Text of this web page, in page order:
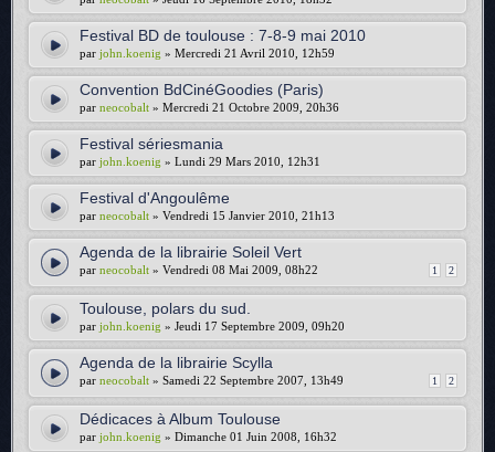
Festival BD de toulouse : 7-8-9 mai 2010
par john.koenig » Mercredi 21 Avril 2010, 12h59
Convention BdCinéGoodies (Paris)
par neocobalt » Mercredi 21 Octobre 2009, 20h36
Festival sériesmania
par john.koenig » Lundi 29 Mars 2010, 12h31
Festival d'Angoulême
par neocobalt » Vendredi 15 Janvier 2010, 21h13
Agenda de la librairie Soleil Vert
1 2
par neocobalt » Vendredi 08 Mai 2009, 08h22
Toulouse, polars du sud.
par john.koenig » Jeudi 17 Septembre 2009, 09h20
Agenda de la librairie Scylla
1 2
par neocobalt » Samedi 22 Septembre 2007, 13h49
Dédicaces à Album Toulouse
par john.koenig » Dimanche 01 Juin 2008, 16h32